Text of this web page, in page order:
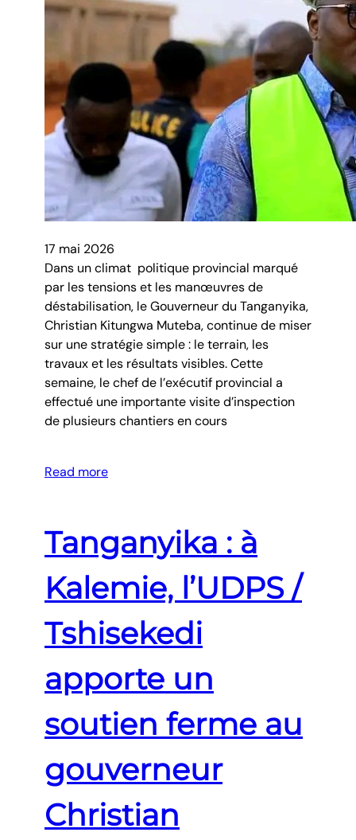
17 mai 2026
Dans un climat politique provincial marqué
par les tensions et les manœuvres de
déstabilisation, le Gouverneur du Tanganyika,
Christian Kitungwa Muteba, continue de miser
sur une stratégie simple : le terrain, les
travaux et les résultats visibles. Cette
semaine, le chef de l’exécutif provincial a
effectué une importante visite d’inspection
de plusieurs chantiers en cours
Read more
Tanganyika : à
Kalemie, l’UDPS /
Tshisekedi
apporte un
soutien ferme au
gouverneur
Christian